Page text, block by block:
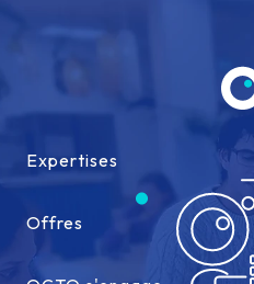
Expertises
Expertises
Offres
Offres